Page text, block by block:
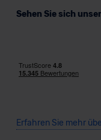
Sehen Sie sich
Erfahren Sie mehr